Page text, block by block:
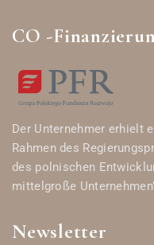
CO -
Der Unternehmer erhielt
Rahmen des
des polnischen
mittelgroße
Newsletter